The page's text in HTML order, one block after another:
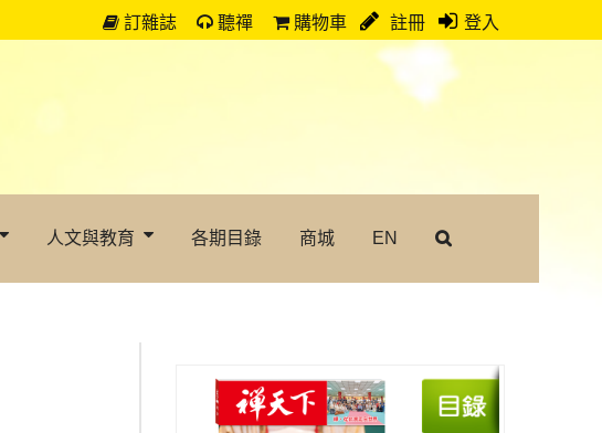
訂雜誌 聽禪 購物車 註冊 登入
人文與教育 各期目錄 商城 EN